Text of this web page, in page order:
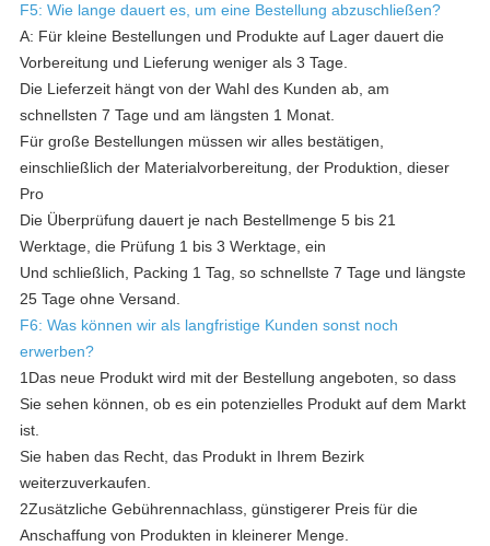
F5: Wie lange dauert es, um eine Bestellung abzuschließen?
A: Für kleine Bestellungen und Produkte auf Lager dauert die
Vorbereitung und Lieferung weniger als 3 Tage.
Die Lieferzeit hängt von der Wahl des Kunden ab, am
schnellsten 7 Tage und am längsten 1 Monat.
Für große Bestellungen müssen wir alles bestätigen,
einschließlich der Materialvorbereitung, der Produktion, dieser
Pro
Die Überprüfung dauert je nach Bestellmenge 5 bis 21
Werktage, die Prüfung 1 bis 3 Werktage, ein
Und schließlich, Packing 1 Tag, so schnellste 7 Tage und längste
25 Tage ohne Versand.
F6: Was können wir als langfristige Kunden sonst noch
erwerben?
1Das neue Produkt wird mit der Bestellung angeboten, so dass
Sie sehen können, ob es ein potenzielles Produkt auf dem Markt
ist.
Sie haben das Recht, das Produkt in Ihrem Bezirk
weiterzuverkaufen.
2Zusätzliche Gebührennachlass, günstigerer Preis für die
Anschaffung von Produkten in kleinerer Menge.